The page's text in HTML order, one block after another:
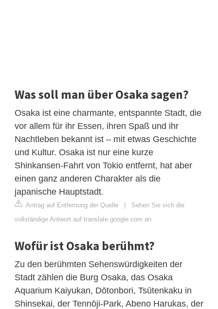
Was soll man über Osaka sagen?
Osaka ist eine charmante, entspannte Stadt, die
vor allem für ihr Essen, ihren Spaß und ihr
Nachtleben bekannt ist – mit etwas Geschichte
und Kultur. Osaka ist nur eine kurze
Shinkansen-Fahrt von Tokio entfernt, hat aber
einen ganz anderen Charakter als die
japanische Hauptstadt.
Antrag auf Entfernung der Quelle | Sehen Sie sich die
vollständige Antwort auf translate.google.com an
Wofür ist Osaka berühmt?
Zu den berühmten Sehenswürdigkeiten der
Stadt zählen die Burg Osaka, das Osaka
Aquarium Kaiyukan, Dōtonbori, Tsūtenkaku in
Shinsekai, der Tennōji-Park, Abeno Harukas, der